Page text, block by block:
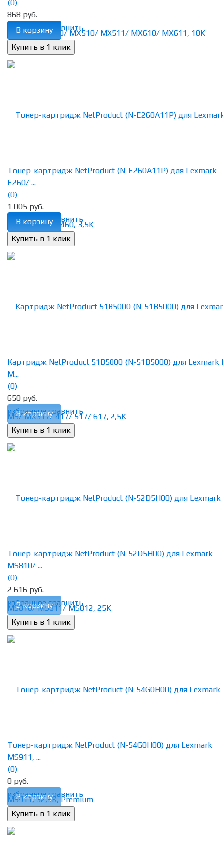
избранное сравнить
(0)
868 руб.
В корзину
избранное сравнить
Тонер-картридж NetProduct (N-E260A11P) для Lexmark
E260/ ...
(0)
1 005 руб.
В корзину
избранное сравнить
Картридж NetProduct 51B5000 (N-51B5000) для Lexmark
M...
(0)
650 руб.
В корзину
избранное сравнить
Тонер-картридж NetProduct (N-52D5H00) для Lexmark
MS810/ ...
(0)
2 616 руб.
В корзину
избранное сравнить
Тонер-картридж NetProduct (N-54G0H00) для Lexmark
MS911, ...
(0)
0 руб.
В корзину